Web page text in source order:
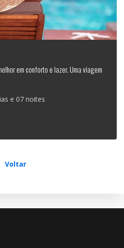
em conforto e lazer. Uma viagem
e 07 noites
Voltar